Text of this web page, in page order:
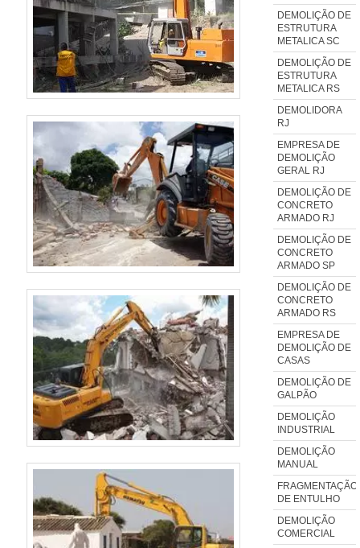
DEMOLIÇÃO DE
ESTRUTURA
METALICA SC
DEMOLIÇÃO DE
ESTRUTURA
METALICA RS
DEMOLIDORA
RJ
EMPRESA DE
DEMOLIÇÃO
GERAL RJ
DEMOLIÇÃO DE
CONCRETO
ARMADO RJ
DEMOLIÇÃO DE
CONCRETO
ARMADO SP
DEMOLIÇÃO DE
CONCRETO
ARMADO RS
EMPRESA DE
DEMOLIÇÃO DE
CASAS
DEMOLIÇÃO DE
GALPÃO
DEMOLIÇÃO
INDUSTRIAL
DEMOLIÇÃO
MANUAL
FRAGMENTAÇÃO
DE ENTULHO
DEMOLIÇÃO
COMERCIAL